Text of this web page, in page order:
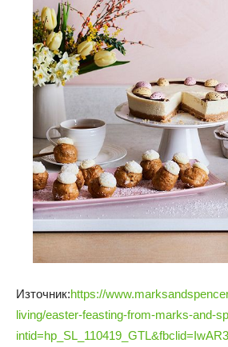
Източник:https://
living/easter-feasting-from-marks-and-